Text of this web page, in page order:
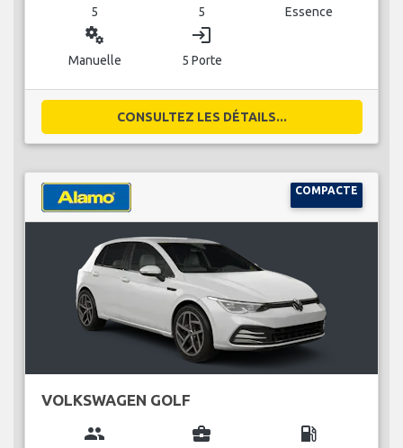
5 5 Essence
miscellaneous_services
Manuelle
login
5 Porte
CONSULTEZ LES DÉTAILS...
COMPACTE
VOLKSWAGEN GOLF
group business_center local_gas_station